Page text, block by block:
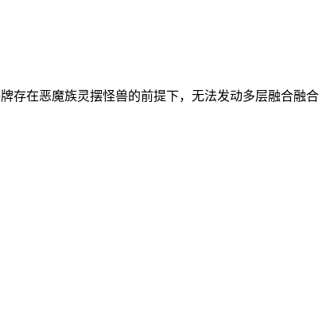
存在恶魔族灵摆怪兽的前提下，无法发动多层融合融合